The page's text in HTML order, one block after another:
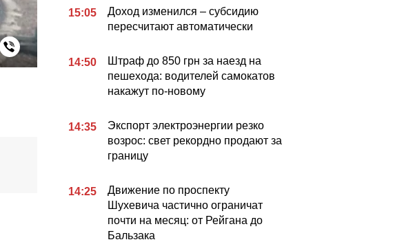
15:05
Доход изменился – субсидию
пересчитают автоматически
14:50
Штраф до 850 грн за наезд на
пешехода: водителей самокатов
накажут по-новому
14:35
Экспорт электроэнергии резко
возрос: свет рекордно продают за
границу
14:25
Движение по проспекту
Шухевича частично ограничат
почти на месяц: от Рейгана до
Бальзака